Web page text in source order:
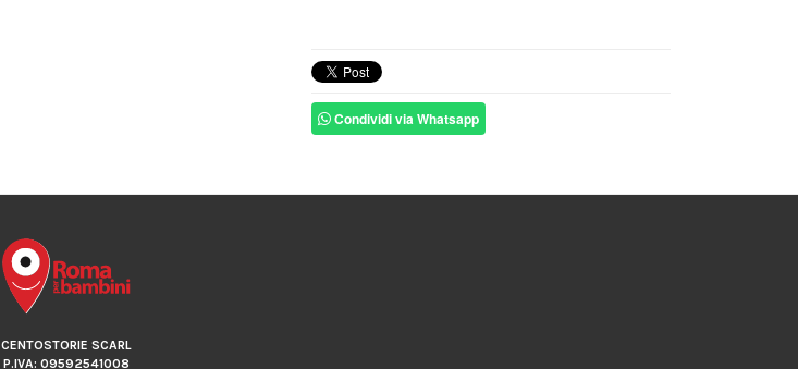
Condividi via Whatsapp
CENTOSTORIE SCARL
P.IVA: 09592541008